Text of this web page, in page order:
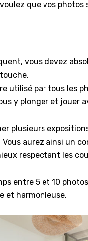
que vos photos
vous devez
utilisé par tous les
y plonger et jouer
plusieurs
aurez ainsi un
respectant les
entre 5 et 10
et harmonieuse.